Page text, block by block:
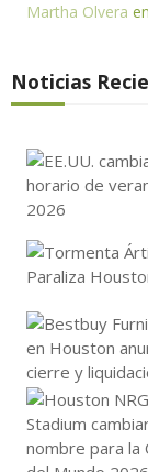
Martha Olvera en
Noticias